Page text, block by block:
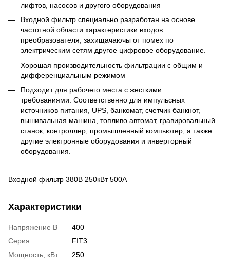
лифтов, насосов и другого оборудования
Входной фильтр специально разработан на основе
частотной области характеристики входов
преобразователя, захищачаючы от помех по
электрическим сетям другое цифровое оборудование.
Хорошая производительность фильтрации с общим и
дифференциальным режимом
Подходит для рабочего места с жесткими
требованиями. Cоответственно для импульсных
источников питания, UPS, банкомат, счетчик банкнот,
вышивальная машина, топливо автомат, гравировальный
станок, контроллер, промышленный компьютер, а также
другие электронные оборудования и инверторный
оборудования.
Входной фильтр 380В 250кВт 500А
Характеристики
Напряжение В
400
Серия
FIT3
Мощность, кВт
250